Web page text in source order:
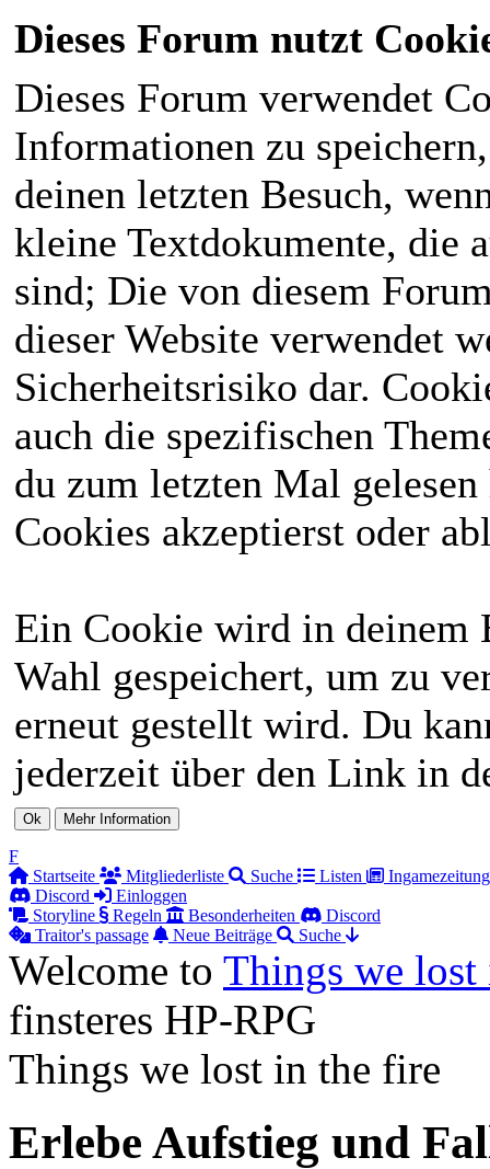
Dieses Forum nutzt
Dieses Forum verwendet
Informationen zu
deinen letzten Besuch,
kleine Textdokumente, die
sind; Die von diesem
dieser Website verwendet
Sicherheitsrisiko dar.
auch die spezifischen
du zum letzten Mal
Cookies akzeptierst oder
Ein Cookie wird in deinem
Wahl gespeichert, um zu
erneut gestellt wird. Du
jederzeit über den Link in
F
Startseite
Mitgliederliste Suche Listen
Ingamezeitung
Discord
Einloggen
Storyline
Regeln Besonderheiten
Discord
Traitor's passage
Neue Beiträge Suche
Welcome to Things we
finsteres HP-RPG
Things we lost in the fire
Erlebe Aufstieg und